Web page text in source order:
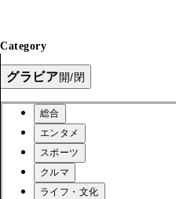
Category
グラビア開/閉
総合
エンタメ
スポーツ
クルマ
ライフ・文化